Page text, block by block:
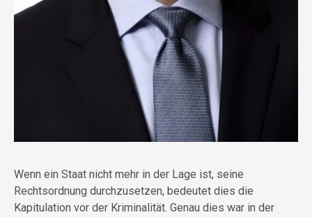
Wenn ein Staat nicht mehr in der Lage ist, seine
Rechtsordnung durchzusetzen, bedeutet dies die
Kapitulation vor der Kriminalität. Genau dies war in der